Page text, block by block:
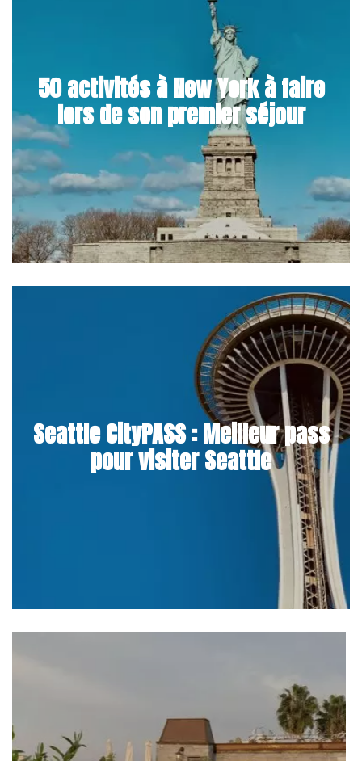
50 activités à New York à faire
lors de son premier séjour
Seattle CityPASS : Meilleur pass
pour visiter Seattle